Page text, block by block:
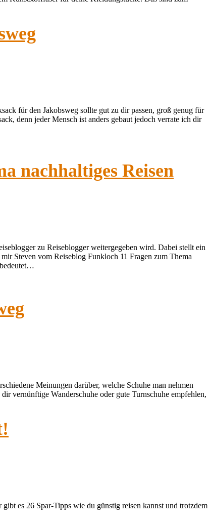
für den Jakobsweg sollte gut zu dir passen, groß genug für
denn jeder Mensch ist anders gebaut jedoch verrate ich dir
nachhaltiges Reisen
zu Reiseblogger weitergegeben wird. Dabei stellt ein
Steven vom Reiseblog Funkloch 11 Fragen zum Thema
Meinungen darüber, welche Schuhe man nehmen
vernünftige Wanderschuhe oder gute Turnschuhe empfehlen,
es 26 Spar-Tipps wie du günstig reisen kannst und trotzdem